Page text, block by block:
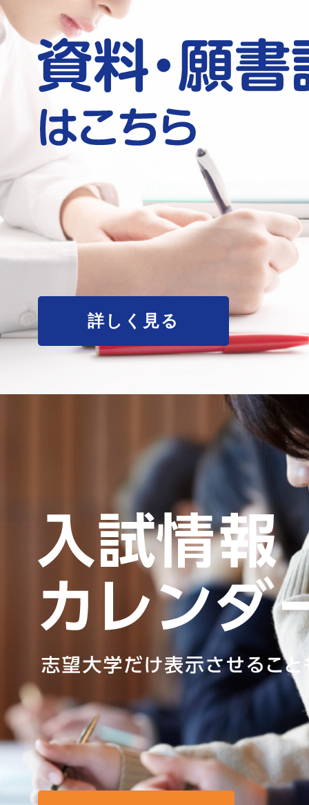
詳しく見る